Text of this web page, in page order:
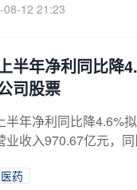
08-12 21:23
半年净利同比降
司股票
半年净利同比降
收入970.67亿元，
医药